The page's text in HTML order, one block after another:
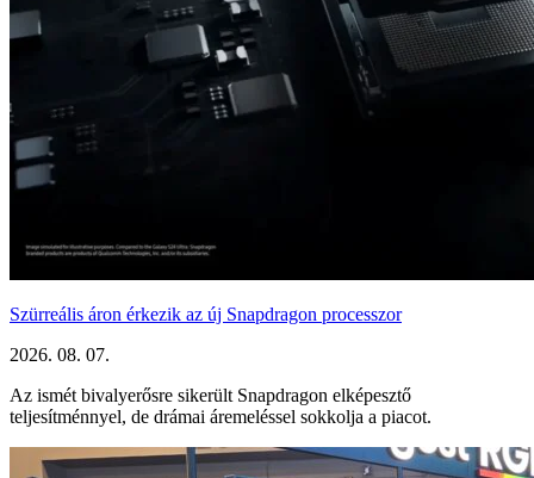
Szürreális áron érkezik az új Snapdragon processzor
2026. 08. 07.
Az ismét bivalyerősre sikerült Snapdragon elképesztő
teljesítménnyel, de drámai áremeléssel sokkolja a piacot.